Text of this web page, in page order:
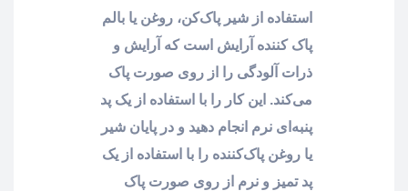
استفاده از شیر پاک‌کن، روغن یا بالم
پاک کننده آرایش است که آرایش و
ذرات آلودگی را از روی صورت پاک
می‌کند. این کار را با استفاده از یک پد
پنبه‌ای نرم انجام دهید و در پایان شیر
یا روغن پاک‌کننده را با استفاده از یک
پد تمیز و نرم از روی صورت پاک